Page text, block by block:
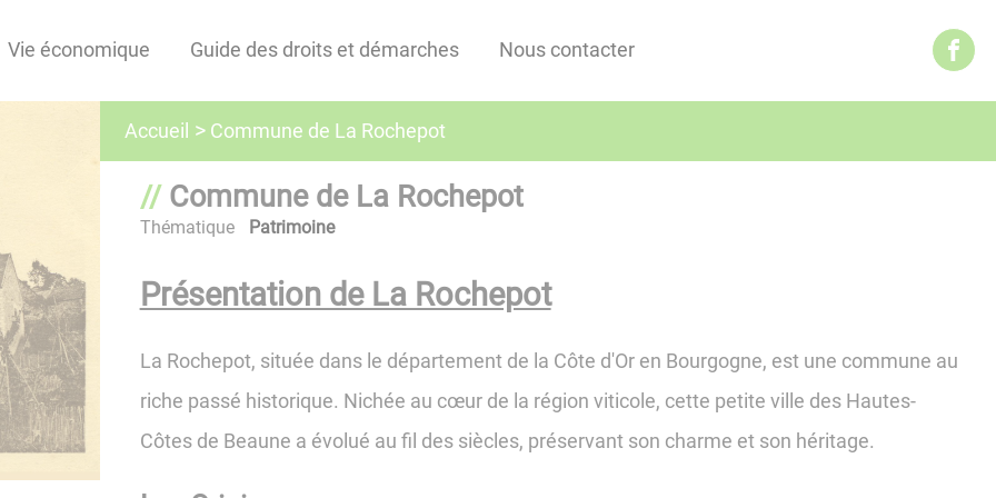
Vie économique Guide des droits et démarches Nous contacter
Accueil Commune de La Rochepot
Commune de La Rochepot
Thématique Patrimoine
Présentation de La Rochepot
La Rochepot, située dans le département de la Côte d'Or en Bourgogne, est une commune au
riche passé historique. Nichée au cœur de la région viticole, cette petite ville des Hautes-
Côtes de Beaune a évolué au fil des siècles, préservant son charme et son héritage.